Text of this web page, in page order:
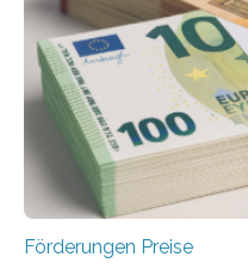
Förderungen Preise